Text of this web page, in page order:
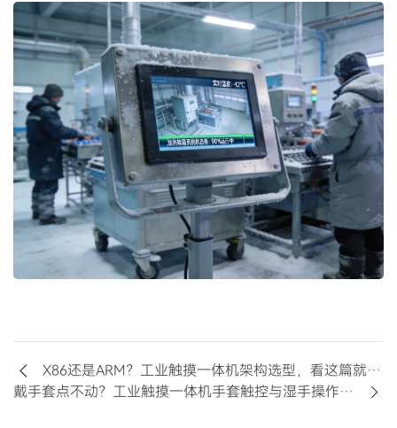
X86还是ARM？工业触摸一体机架构选型，看这篇就够了
戴手套点不动？工业触摸一体机手套触控与湿手操作方案实测